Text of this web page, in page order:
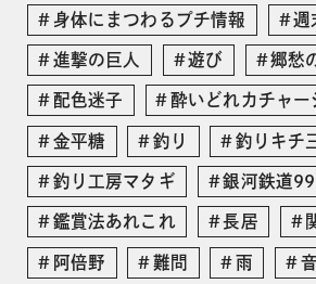
身体にまつわるプチ情報 週
進撃の巨人 遊び 郷愁
配色迷子 酔いどれカチャー
金平糖 釣り 釣りキチ
釣り工房マタギ 銀河鉄道
鑑賞法あれこれ 長居
阿倍野 難問 雨